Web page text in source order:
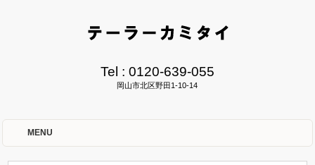
Tel : 0120-639-055
岡山市北区野田1-10-14
MENU